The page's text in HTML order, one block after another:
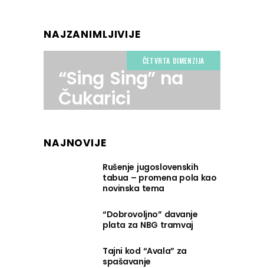
NAJZANIMLJIVIJE
ČETVRTA DIMENZIJA
“Sing Sing” na
Čukarici
NAJNOVIJE
Rušenje jugoslovenskih
tabua – promena pola kao
novinska tema
“Dobrovoljno” davanje
plata za NBG tramvaj
Tajni kod “Avala” za
spašavanje